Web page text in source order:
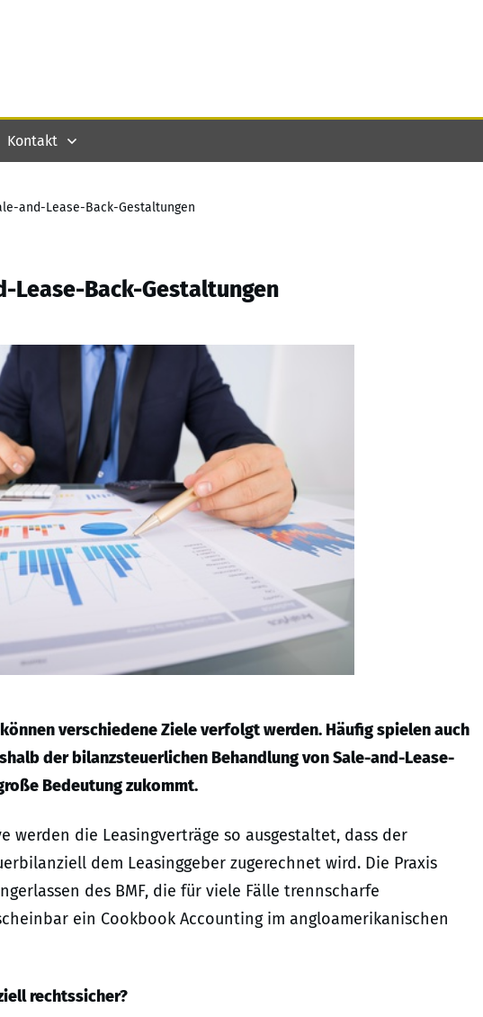
Kontakt
and-Lease-Back-Gestaltungen
Lease-Back-Gestaltungen
verschiedene Ziele verfolgt werden. Häufig spielen auch
der bilanzsteuerlichen Behandlung von Sale-and-Lease-
Bedeutung zukommt.
die Leasingverträge so ausgestaltet, dass der
dem Leasinggeber zugerechnet wird. Die Praxis
des BMF, die für viele Fälle trennscharfe
ein Cookbook Accounting im angloamerikanischen
rechtssicher?